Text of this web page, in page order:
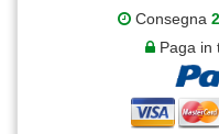
Consegna
Paga in